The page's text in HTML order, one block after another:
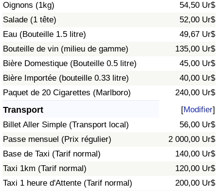
Oignons (1kg)
54,50 Ur$
Salade (1 tête)
52,00 Ur$
Eau (Bouteille 1.5 litre)
49,67 Ur$
Bouteille de vin (milieu de gamme)
135,00 Ur$
Bière Domestique (Bouteille 0.5 litre)
45,00 Ur$
Bière Importée (bouteille 0.33 litre)
40,00 Ur$
Paquet de 20 Cigarettes (Marlboro)
240,00 Ur$
Transport [Modifier]
Billet Aller Simple (Transport local)
56,00 Ur$
Passe mensuel (Prix régulier)
2 000,00 Ur$
Base de Taxi (Tarif normal)
140,00 Ur$
Taxi 1km (Tarif normal)
120,00 Ur$
Taxi 1 heure d'Attente (Tarif normal)
200,00 Ur$
Trafic
Indice de Trafic
Indice de Trafic (Actuel)
Indice de Trafic par Pays